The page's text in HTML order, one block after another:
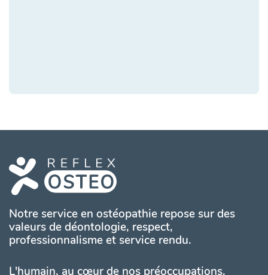
Notre service en ostéopathie repose sur des
valeurs de déontologie, respect,
professionnalisme et service rendu.
L'humain, au cœur de nos préoccupations.